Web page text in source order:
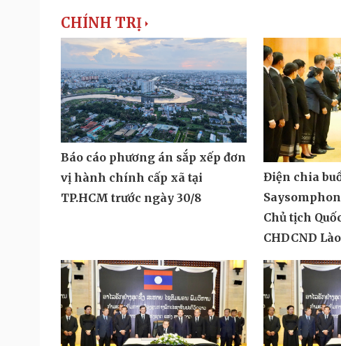
CHÍNH TRỊ
Báo cáo phương án sắp xếp đơn
vị hành chính cấp xã tại
TP.HCM trước ngày 30/8
Điện chia
Chủ tịch
CHDCND Lào